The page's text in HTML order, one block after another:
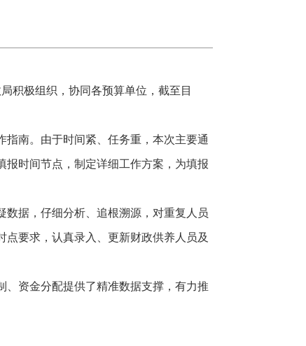
积极组织，协同各预算单位，截至目
南。由于时间紧、任务重，本次主要通
时间节点，制定详细工作方案，为填报
据，仔细分析、追根溯源，对重复人员
要求，认真录入、更新财政供养人员及
资金分配提供了精准数据支撑，有力推